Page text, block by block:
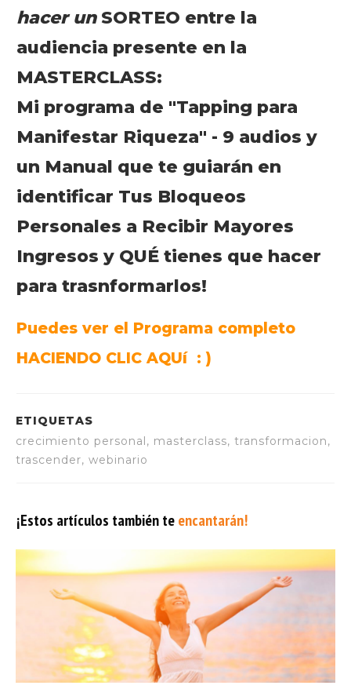
hacer un SORTEO entre la
audiencia presente en la
MASTERCLASS:
Mi programa de "Tapping para
Manifestar Riqueza" - 9 audios y
un Manual que te guiarán en
identificar Tus Bloqueos
Personales a Recibir Mayores
Ingresos y QUÉ tienes que hacer
para trasnformarlos!
Puedes ver el Programa completo
HACIENDO CLIC AQUí : )
ETIQUETAS
crecimiento personal, masterclass, transformacion,
trascender, webinario
¡Estos artículos también teencantarán!